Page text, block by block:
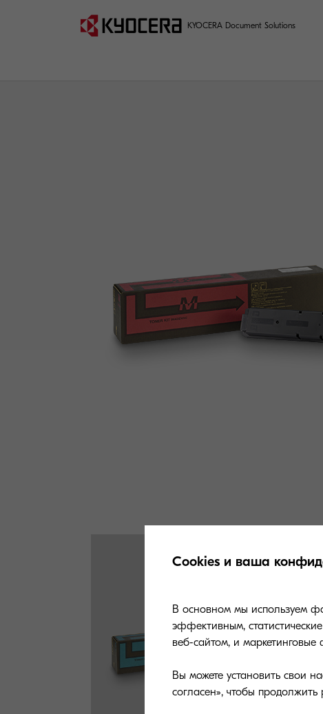
KYOCERA Document Solutions
Cookies и ваша
В основном мы используем
эффективным,
веб-сайтом, и
Вы можете установить свои